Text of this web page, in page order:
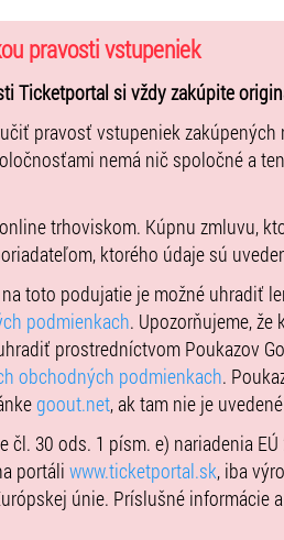
pravosti vstupeniek
Ticketportal si vždy zakúpite
pravosť vstupeniek
nemá nič spoločné a
trhoviskom. Kúpnu zmluvu,
ktorého údaje sú
toto podujatie je možné uhradiť
podmienkach. Upozorňujeme,
prostredníctvom Poukazov
obchodných podmienkach.
goout.net, ak tam nie je
čl. 30 ods. 1 písm. e) nariadenia
portáli www.ticketportal.sk, iba
únie. Príslušné informácie